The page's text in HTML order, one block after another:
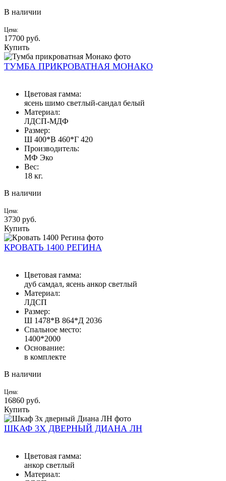
В наличии
Цена:
17700 руб.
Купить
ТУМБА ПРИКРОВАТНАЯ МОНАКО
Цветовая гамма:
ясень шимо светлый-сандал белый
Материал:
ЛДСП-МДФ
Размер:
Ш 400*В 460*Г 420
Производитель:
МФ Эко
Вес:
18 кг.
В наличии
Цена:
3730 руб.
Купить
КРОВАТЬ 1400 РЕГИНА
Цветовая гамма:
дуб самдал, ясень анкор светлый
Материал:
ЛДСП
Размер:
Ш 1478*В 864*Д 2036
Спальное место:
1400*2000
Основание:
в комплекте
В наличии
Цена:
16860 руб.
Купить
ШКАФ 3Х ДВЕРНЫЙ ДИАНА ЛН
Цветовая гамма:
анкор светлый
Материал: